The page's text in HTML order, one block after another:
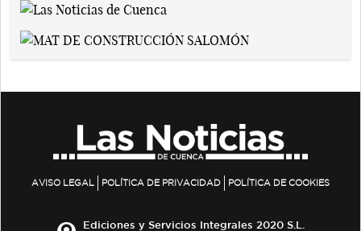
AVISO LEGAL POLÍTICA DE PRIVACIDAD POLÍTICA DE COOKIES
Ediciones y Servicios Integrales 2020 S.L.